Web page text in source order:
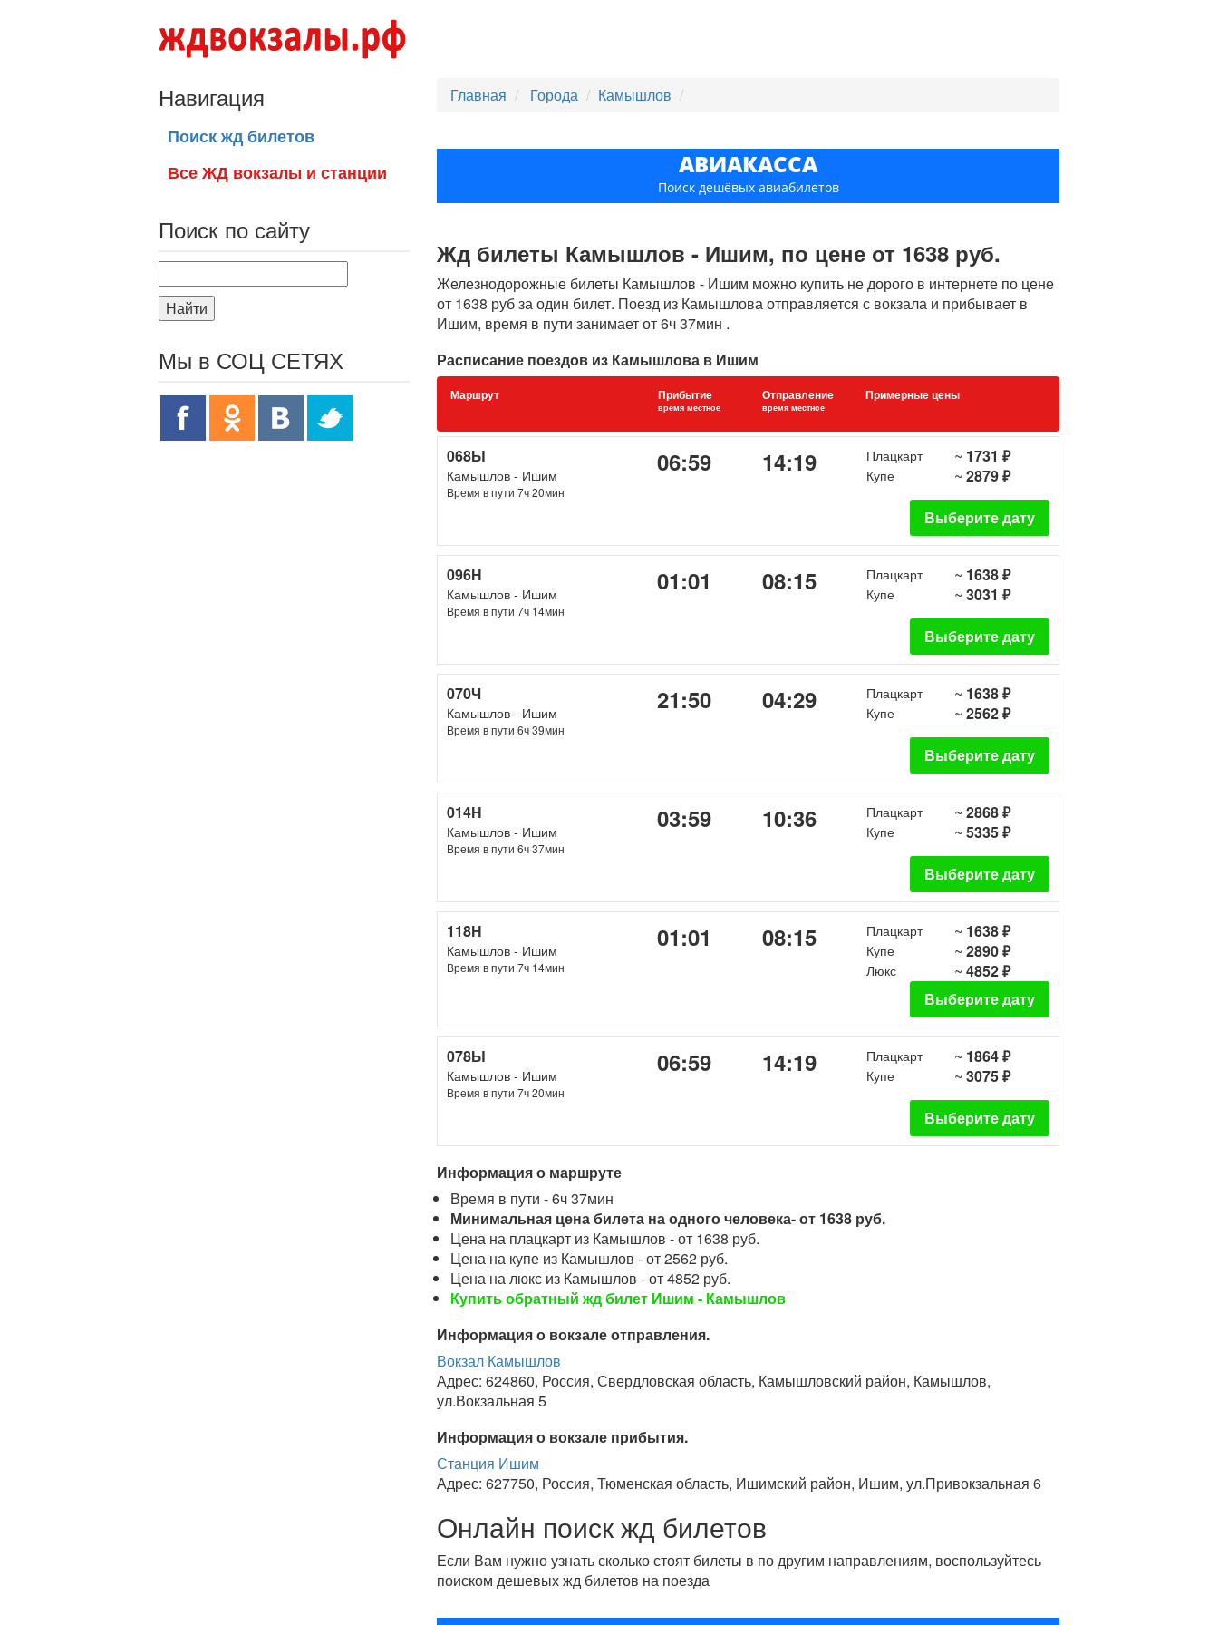
Главная Города Камышлов
АВИАКАССА
Поиск дешёвых авиабилетов
Жд билеты Камышлов - Ишим, по цене от 1638 руб.
Железнодорожные билеты Камышлов - Ишим можно купить не дорого в интернете по цене
от 1638 руб за один билет. Поезд из Камышлова отправляется с вокзала и прибывает в
Ишим, время в пути занимает от 6ч 37мин .
Расписание поездов из Камышлова в Ишим
Маршрут Прибытие
время местное
Отправление
время местное
Примерные цены
068Ы
Камышлов - Ишим
Время в пути 7ч 20мин
06:59 14:19 Плацкарт ~ 1731 ₽
Купе ~ 2879 ₽
Выберите дату
096Н
Камышлов - Ишим
Время в пути 7ч 14мин
01:01 08:15 Плацкарт ~ 1638 ₽
Купе ~ 3031 ₽
Выберите дату
070Ч
Камышлов - Ишим
Время в пути 6ч 39мин
21:50 04:29 Плацкарт ~ 1638 ₽
Купе ~ 2562 ₽
Выберите дату
014Н
Камышлов - Ишим
Время в пути 6ч 37мин
03:59 10:36 Плацкарт ~ 2868 ₽
Купе ~ 5335 ₽
Выберите дату
118Н
Камышлов - Ишим
Время в пути 7ч 14мин
01:01 08:15 Плацкарт ~ 1638 ₽
Купе ~ 2890 ₽
Люкс ~ 4852 ₽
Выберите дату
078Ы
Камышлов - Ишим
Время в пути 7ч 20мин
06:59 14:19 Плацкарт ~ 1864 ₽
Купе ~ 3075 ₽
Выберите дату
Информация о маршруте
Время в пути - 6ч 37мин
Минимальная цена билета на одного человека- от 1638 руб.
Цена на плацкарт из Камышлов - от 1638 руб.
Цена на купе из Камышлов - от 2562 руб.
Цена на люкс из Камышлов - от 4852 руб.
Купить обратный жд билет Ишим - Камышлов
Информация о вокзале отправления.
Вокзал Камышлов
Адрес: 624860, Россия, Свердловская область, Камышловский район, Камышлов,
ул.Вокзальная 5
Информация о вокзале прибытия.
Станция Ишим
Адрес: 627750, Россия, Тюменская область, Ишимский район, Ишим, ул.Привокзальная 6
Онлайн поиск жд билетов
Если Вам нужно узнать сколько стоят билеты в по другим направлениям, воспользуйтесь
поиском дешевых жд билетов на поезда
Навигация
Поиск жд билетов
Все ЖД вокзалы и станции
Поиск по сайту
Найти
Мы в СОЦ СЕТЯХ